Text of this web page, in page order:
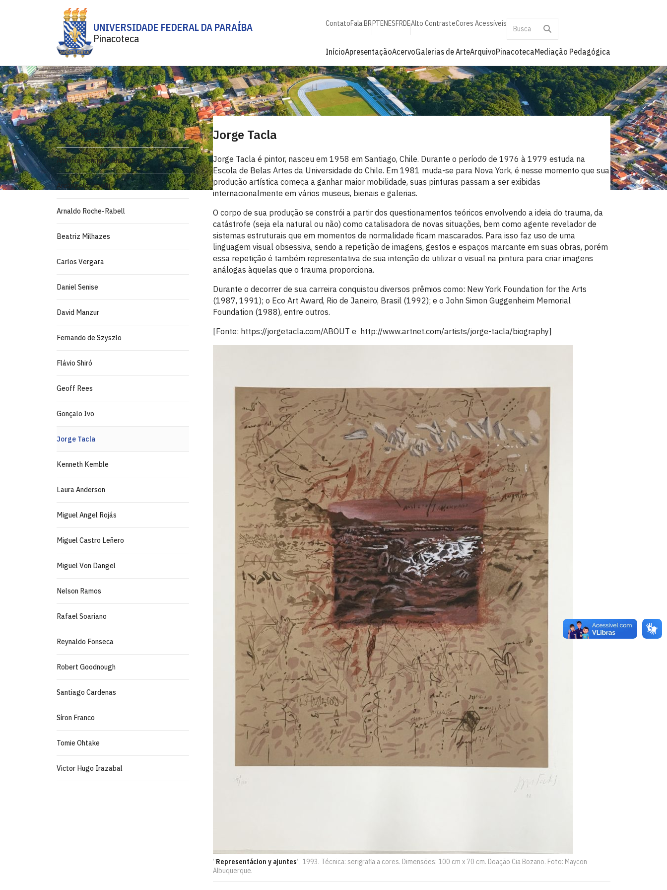
UNIVERSIDADE FEDERAL DA PARAÍBA
Pinacoteca
ContatoFala.BRPTENESFRDEAlto ContrasteCores Acessíveis
InícioApresentaçãoAcervoGalerias de ArteArquivoPinacotecaMediação Pedagógica
Coleção Bozano Simonsen
Antônio Henrique Amaral
Arcângelo Ianelli
Arnaldo Roche-Rabell
Beatriz Milhazes
Carlos Vergara
Daniel Senise
David Manzur
Fernando de Szyszlo
Flávio Shiró
Geoff Rees
Gonçalo Ivo
Jorge Tacla
Kenneth Kemble
Laura Anderson
Miguel Angel Rojás
Miguel Castro Leñero
Miguel Von Dangel
Nelson Ramos
Rafael Soariano
Reynaldo Fonseca
Robert Goodnough
Santiago Cardenas
Síron Franco
Tomie Ohtake
Victor Hugo Irazabal
Jorge Tacla
Jorge Tacla é pintor, nasceu em 1958 em Santiago, Chile. Durante o período de 1976 à 1979 estuda na
Escola de Belas Artes da Universidade do Chile. Em 1981 muda-se para Nova York, é nesse momento que sua
produção artística começa a ganhar maior mobilidade, suas pinturas passam a ser exibidas
internacionalmente em vários museus, bienais e galerias.
O corpo de sua produção se constrói a partir dos questionamentos teóricos envolvendo a ideia do trauma, da
catástrofe (seja ela natural ou não) como catalisadora de novas situações, bem como agente revelador de
sistemas estruturais que em momentos de normalidade ficam mascarados. Para isso faz uso de uma
linguagem visual obsessiva, sendo a repetição de imagens, gestos e espaços marcante em suas obras, porém
essa repetição é também representativa de sua intenção de utilizar o visual na pintura para criar imagens
análogas àquelas que o trauma proporciona.
Durante o decorrer de sua carreira conquistou diversos prêmios como: New York Foundation for the Arts
(1987, 1991); o Eco Art Award, Rio de Janeiro, Brasil (1992); e o John Simon Guggenheim Memorial
Foundation (1988), entre outros.
[Fonte: https://jorgetacla.com/ABOUT e http://www.artnet.com/artists/jorge-tacla/biography]
“Representácion y ajuntes“, 1993. Técnica: serigrafia a cores. Dimensões: 100 cm x 70 cm. Doação Cia Bozano. Foto: Maycon
Albuquerque.